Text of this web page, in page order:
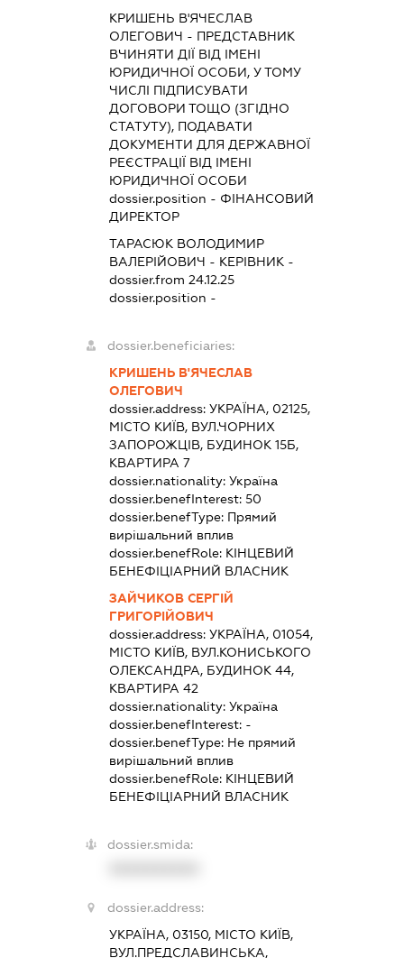
КРИШЕНЬ В'ЯЧЕСЛАВ
ОЛЕГОВИЧ - ПРЕДСТАВНИК
ВЧИНЯТИ ДІЇ ВІД ІМЕНІ
ЮРИДИЧНОЇ ОСОБИ, У ТОМУ
ЧИСЛІ ПІДПИСУВАТИ
ДОГОВОРИ ТОЩО (ЗГІДНО
СТАТУТУ), ПОДАВАТИ
ДОКУМЕНТИ ДЛЯ ДЕРЖАВНОЇ
РЕЄСТРАЦІЇ ВІД ІМЕНІ
ЮРИДИЧНОЇ ОСОБИ
dossier.position - ФІНАНСОВИЙ
ДИРЕКТОР
ТАРАСЮК ВОЛОДИМИР
ВАЛЕРІЙОВИЧ - КЕРІВНИК -
dossier.from 24.12.25
dossier.position -
dossier.beneficiaries:
КРИШЕНЬ В'ЯЧЕСЛАВ
ОЛЕГОВИЧ
dossier.address:УКРАЇНА, 02125,
МІСТО КИЇВ, ВУЛ.ЧОРНИХ
ЗАПОРОЖЦІВ, БУДИНОК 15Б,
КВАРТИРА 7
dossier.nationality:Україна
dossier.benefInterest:50
dossier.benefType: Прямий
вирішальний вплив
dossier.benefRole: КІНЦЕВИЙ
БЕНЕФІЦІАРНИЙ ВЛАСНИК
ЗАЙЧИКОВ СЕРГІЙ
ГРИГОРІЙОВИЧ
dossier.address:УКРАЇНА, 01054,
МІСТО КИЇВ, ВУЛ.КОНИСЬКОГО
ОЛЕКСАНДРА, БУДИНОК 44,
КВАРТИРА 42
dossier.nationality:Україна
dossier.benefInterest: -
dossier.benefType: Не прямий
вирішальний вплив
dossier.benefRole: КІНЦЕВИЙ
БЕНЕФІЦІАРНИЙ ВЛАСНИК
dossier.smida:
dossier.address:
УКРАЇНА, 03150, МІСТО КИЇВ,
ВУЛ.ПРЕДСЛАВИНСЬКА,